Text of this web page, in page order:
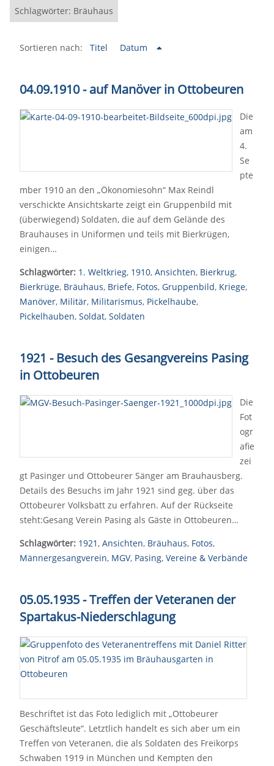
Schlagwörter: Bräuhaus
Sortieren nach: Titel Datum
04.09.1910 - auf Manöver in Ottobeuren
Die
am
4.
Se
pte
mber 1910 an den „Ökonomiesohn“ Max Reindl
verschickte Ansichtskarte zeigt ein Gruppenbild mit
(überwiegend) Soldaten, die auf dem Gelände des
Brauhauses in Uniformen und teils mit Bierkrügen,
einigen…
Schlagwörter: 1. Weltkrieg, 1910, Ansichten, Bierkrug,
Bierkrüge, Bräuhaus, Briefe, Fotos, Gruppenbild, Kriege,
Manöver, Militär, Militarismus, Pickelhaube,
Pickelhauben, Soldat, Soldaten
1921 - Besuch des Gesangvereins Pasing
in Ottobeuren
Die
Fot
ogr
afie
zei
gt Pasinger und Ottobeurer Sänger am Brauhausberg.
Details des Besuchs im Jahr 1921 sind geg. über das
Ottobeurer Volksbatt zu erfahren. Auf der Rückseite
steht:Gesang Verein Pasing als Gäste in Ottobeuren…
Schlagwörter: 1921, Ansichten, Bräuhaus, Fotos,
Männergesangverein, MGV, Pasing, Vereine & Verbände
05.05.1935 - Treffen der Veteranen der
Spartakus-Niederschlagung
Beschriftet ist das Foto lediglich mit „Ottobeurer
Geschäftsleute“. Letztlich handelt es sich aber um ein
Treffen von Veteranen, die als Soldaten des Freikorps
Schwaben 1919 in München und Kempten den